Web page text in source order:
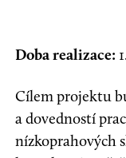
Doba realizace:
Cílem projektu
a dovedností
nízkoprahových